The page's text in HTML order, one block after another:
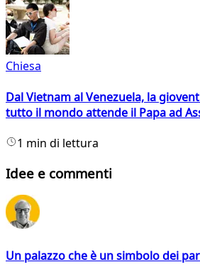
Chiesa
Dal Vietnam al Venezuela, la
tutto il mondo attende il Papa ad
1 min di lettura
Idee e commenti
Un palazzo che è un simbolo dei